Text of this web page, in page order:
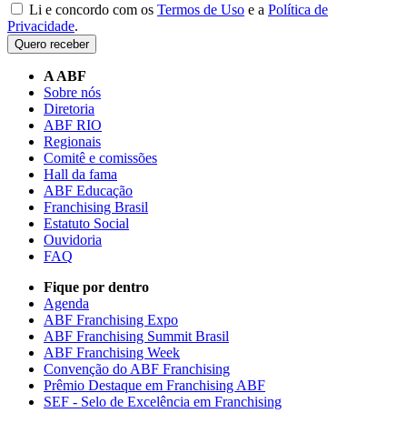
Li e concordo com os Termos de Uso e a Política de
Privacidade.
Quero receber
A ABF
Sobre nós
Diretoria
ABF RIO
Regionais
Comitê e comissões
Hall da fama
ABF Educação
Franchising Brasil
Estatuto Social
Ouvidoria
FAQ
Fique por dentro
Agenda
ABF Franchising Expo
ABF Franchising Summit Brasil
ABF Franchising Week
Convenção do ABF Franchising
Prêmio Destaque em Franchising ABF
SEF - Selo de Excelência em Franchising